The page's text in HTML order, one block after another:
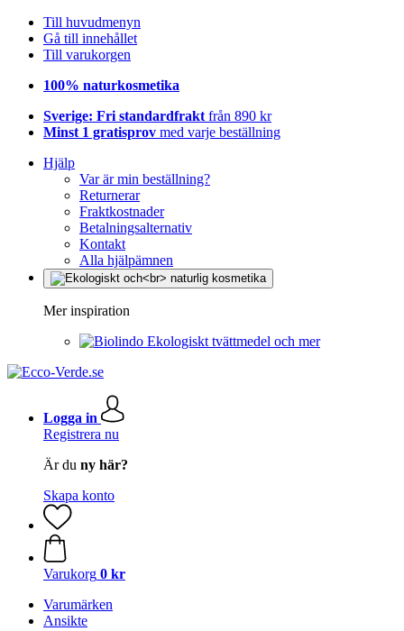
Till huvudmenyn
Gå till innehållet
Till varukorgen
100% naturkosmetika
Sverige: Fri standardfrakt från 890 kr
Minst 1 gratisprov med varje beställning
Hjälp
Var är min beställning?
Returnerar
Fraktkostnader
Betalningsalternativ
Kontakt
Alla hjälpämnen
Mer inspiration
Ekologiskt tvättmedel och mer
Logga in
Registrera nu
Är du ny här?
Skapa konto
Varukorg 0 kr
Varumärken
Ansikte